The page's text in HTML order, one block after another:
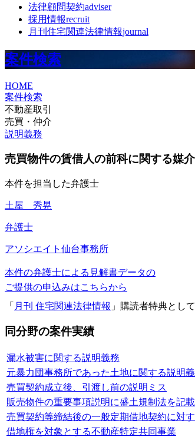
法律顧問契約adviser
採用情報recruit
月刊住宅関連法律情報journal
案件検索
HOME
案件検索
不動産取引
売買・仲介
説明義務
売買物件の賃借人の前科に関する媒
本件を担当した弁護士
土屋 秀晃
弁護士
アソシエイト 仙台事務所
本件の弁護士による見解書データの
ご提供の申込みはこちらから
「 月刊 住宅関連法律情報 」購読者特典とし
同分野の案件実績
漏水被害に関する説明義務
元暴力団事務所であった土地に関する説明
売買契約成立後、引渡し前の説明ミス
販売物件の重要事項説明に盛土規制法を記
売買契約等締結後の一般定期借地契約に対
借地権を対象とする不動産特定共同事業